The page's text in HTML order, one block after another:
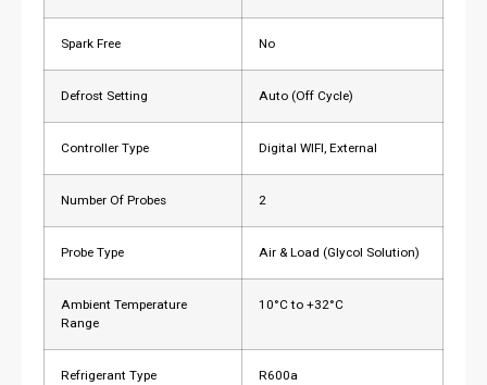
Spark Free No
Defrost Setting Auto (Off Cycle)
Controller Type Digital WIFI, External
Number Of Probes 2
Probe Type Air & Load (Glycol Solution)
Ambient Temperature
Range
10°C to +32°C
Refrigerant Type R600a